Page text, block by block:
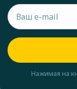
Нажимая на